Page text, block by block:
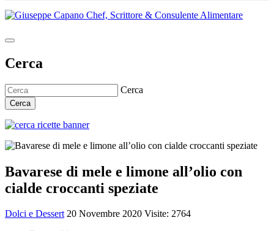
Cerca
Cerca
Cerca
Bavarese di mele e limone all’olio con
cialde croccanti speziate
Dolci e Dessert 20 Novembre 2020 Visite: 2764